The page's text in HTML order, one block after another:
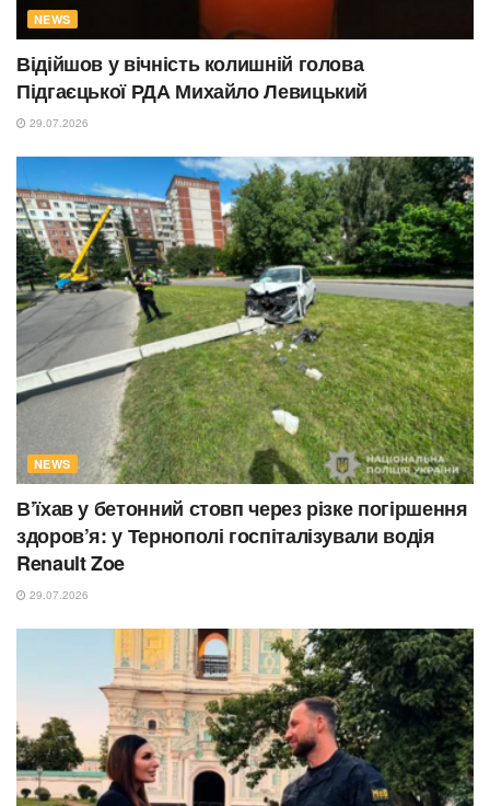
NEWS
Відійшов у вічність колишній голова
Підгаєцької РДА Михайло Левицький
29.07.2026
NEWS
В’їхав у бетонний стовп через різке погіршення
здоров’я: у Тернополі госпіталізували водія
Renault Zoe
29.07.2026